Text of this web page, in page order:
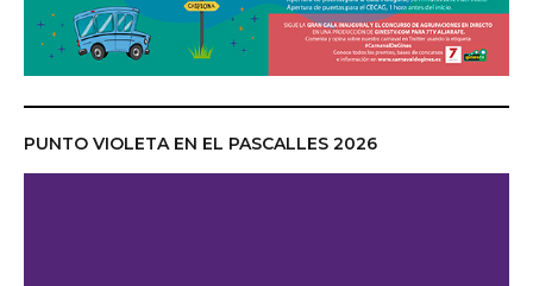
PUNTO VIOLETA EN EL PASCALLES 2026